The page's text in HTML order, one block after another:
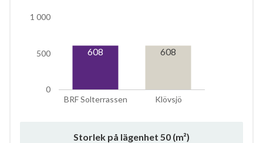
BRF Solterrassen Klövsjö
0
500
1 000
608 608
Storlek på lägenhet 50 (m²)